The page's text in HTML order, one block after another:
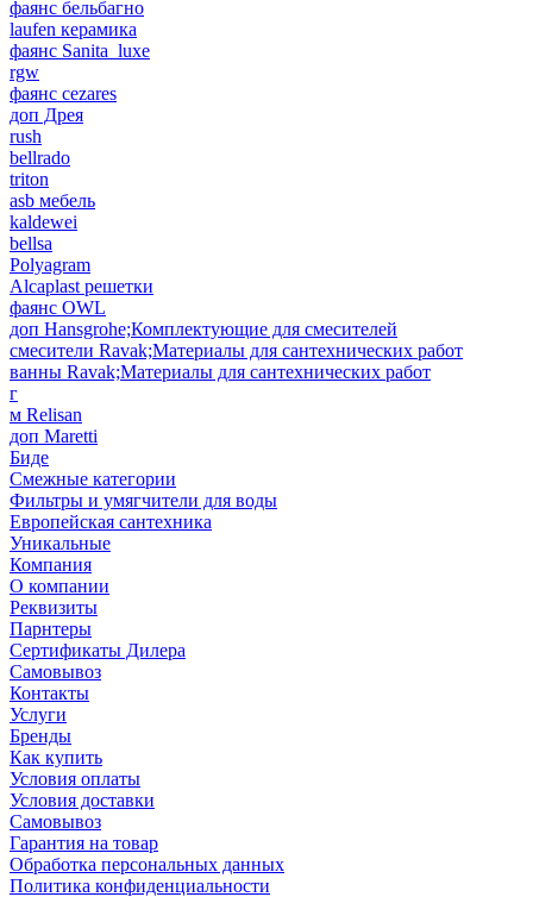
фаянс бельбагно
laufen керамика
фаянс Sanita_luxe
rgw
фаянс cezares
доп Дрея
rush
bellrado
triton
asb мебель
kaldewei
bellsa
Polyagram
Alcaplast решетки
фаянс OWL
доп Hansgrohe;Комплектующие для смесителей
смесители Ravak;Материалы для сантехнических работ
ванны Ravak;Материалы для сантехнических работ
г
м Relisan
доп Maretti
Биде
Смежные категории
Фильтры и умягчители для воды
Европейская сантехника
Уникальные
Компания
О компании
Реквизиты
Парнтеры
Сертификаты Дилера
Самовывоз
Контакты
Услуги
Бренды
Как купить
Условия оплаты
Условия доставки
Самовывоз
Гарантия на товар
Обработка персональных данных
Политика конфиденциальности